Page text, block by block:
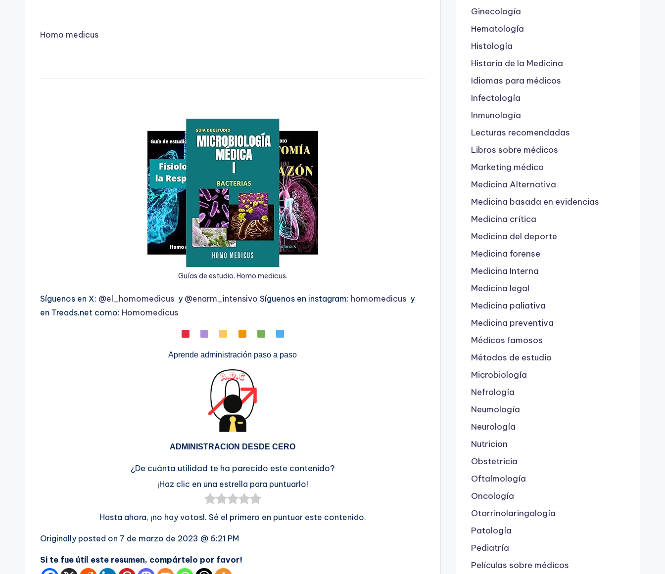
Homo medicus
Guías de estudio. Homo medicus.
Síguenos en X: @el_homomedicus y @enarm_intensivo Síguenos en instagram: homomedicus y
en Treads.net como: Homomedicus
Aprende administración paso a paso
ADMINISTRACION DESDE CERO
¿De cuánta utilidad te ha parecido este contenido?
¡Haz clic en una estrella para puntuarlo!
Hasta ahora, ¡no hay votos!. Sé el primero en puntuar este contenido.
Originally posted on 7 de marzo de 2023 @ 6:21 PM
Si te fue útil este resumen, compártelo por favor!
Ginecología
Hematología
Histología
Historia de la Medicina
Idiomas para médicos
Infectología
Inmunología
Lecturas recomendadas
Libros sobre médicos
Marketing médico
Medicina Alternativa
Medicina basada en evidencias
Medicina crítica
Medicina del deporte
Medicina forense
Medicina Interna
Medicina legal
Medicina paliativa
Medicina preventiva
Médicos famosos
Métodos de estudio
Microbiología
Nefrología
Neumología
Neurología
Nutricion
Obstetricia
Oftalmología
Oncología
Otorrinolaringología
Patología
Pediatría
Películas sobre médicos